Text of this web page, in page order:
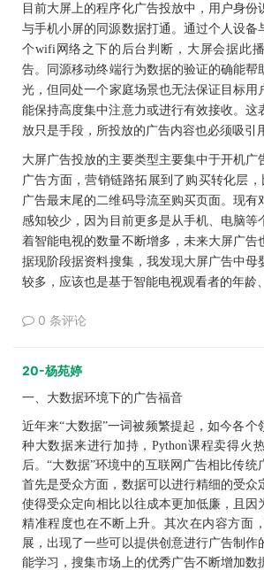
目前大屏上的程序化广告投放中 ，用户身份
与手机小屏的同源数据打通 。 通过个人设备
个wifi网络之下的后台判断 ， 大屏会据此
告。
同源移动终端行为数据的验证的确能帮
光 ，但同处一个家庭场景也无法保证目标用
能保持高度集中注意力或进行有效接收。这
放只是手段 ， 所投放的广告内容也必须吸引
大屏广告投放的主要类型主要集中于开机广
广告方面 ，营销链路拓展到了购买转化层 ，
广告最末尾的二维码导流至购买页面。现有
感知较少 ， 因为目前更多是从手机、 电脑等
着智能电视的数量不断增多 ， 未来大屏广告
据现阶段据资料搜集，我发现大屏广告中母
较多 ， 应该也是基于智能电视观看者的年龄
0 条评论
20-杨苑婷
一、大数据环境下的广告福音
近年来“大数据”一词被频繁提起，如今各个
种大数据来进行加持，Python课程卖得火
后。“大数据”环境中的互联网广告相比传统
首先是受众方面，数据可以进行精细的受众
使得受众定向相比以往成本更加低廉，且因
精准程度也在不断上升。其次在内容方面
展，出现了一些可以提供创意进行广告制作
能学习，搜集市场上的优秀广告不断增加数